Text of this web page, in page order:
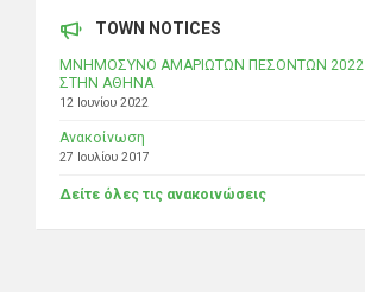
TOWN NOTICES
ΜΝΗΜΟΣΥΝΟ ΑΜΑΡΙΩΤΩΝ ΠΕΣΟΝΤΩΝ 2022
ΣΤΗΝ ΑΘΗΝΑ
12 Ιουνίου 2022
Ανακοίνωση
27 Ιουλίου 2017
Δείτε όλες τις ανακοινώσεις